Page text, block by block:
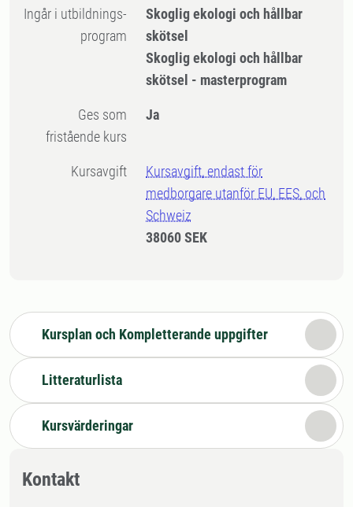
Ingår i utbildnings-
program
Skoglig ekologi och hållbar
skötsel
Skoglig ekologi och hållbar
skötsel - masterprogram
Ges som
fristående kurs
Ja
Kursavgift
Kursavgift, endast för
medborgare utanför EU, EES, och
Schweiz
38060 SEK
Kursplan och Kompletterande uppgifter
Litteraturlista
Kursvärderingar
Kontakt